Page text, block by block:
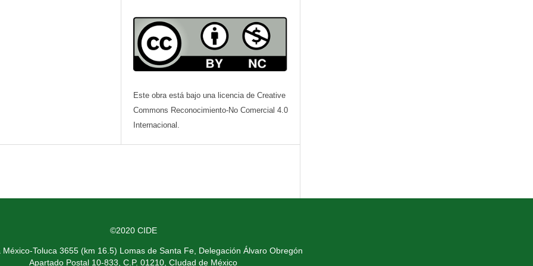
Este obra está bajo una licencia de Creative
Commons Reconocimiento-No Comercial 4.0
Internacional.
©2020 CIDE
México-Toluca 3655 (km 16.5) Lomas de Santa Fe, Delegación Álvaro Obregón
Apartado Postal 10-833, C.P. 01210, CIudad de México